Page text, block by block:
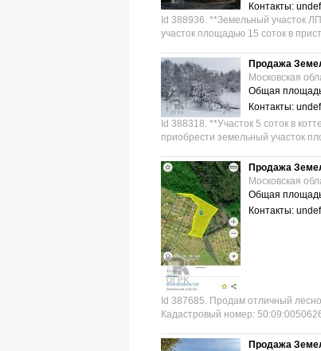
Контакты:
Id 388936. **Земельный участок
участок площадью 15 соток в
Продажа
Московская
Общая
Контакты:
Id 388318. **Участок 5 соток в
приобрести земельный участок
Продажа
Московская
Общая
Контакты:
Id 387685. Продам отличный
Кадастровый номер:
Продажа